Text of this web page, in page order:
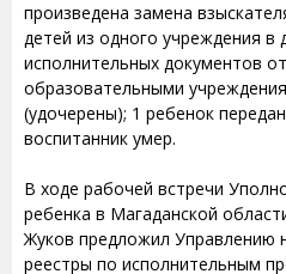
произведена замена
детей из одного учреждения в
исполнительных документов
образовательными
(удочерены); 1 ребенок
воспитанник умер.
В ходе рабочей встречи
ребенка в Магаданской
Жуков предложил Управлению
реестры по исполнительным